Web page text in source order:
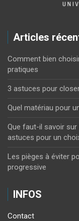
Articles
Comment bien
pratiques
3 astuces pour
Quel matériau pour
Que faut-il savoir
astuces pour un
Les pièges à éviter
progressive
INFOS
Contact